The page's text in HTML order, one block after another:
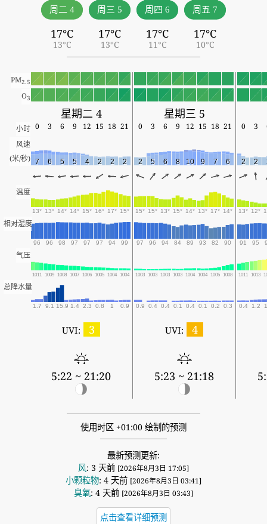
周二 4
17°C
13°C
周三 5
17°C
13°C
周四 6
17°C
11°C
周五 7
17°C
10°C
PM2.5
O3
星期二 4 星期三 5
小时 0 3 6 9 12 15 18 21 0 3 6 9 12 15 18 21 0 3
风速
(米/秒) 7 6 5 5 4 2 2 2 2 5 6 8 10 9 7 6 2 2
温度
13° 13° 14° 14° 15° 16° 17° 15° 15° 15° 13° 15° 14° 13° 17° 14° 13° 12°
相对湿度
96 96 98 97 97 97 94 99 97 96 94 84 89 93 82 90 91 95
气压
1011 1009 1008 1007 1006 1005 1004 1004 1003 1003 1003 1003 1004 1004 1005 1008 1011 1013
总降水量
1.7 9.1 15.9 1.4 2.3 0.8 1 0.9 0.9 0.4 0.4 0.1 0.4 0.1 0.2 0.3 0.4 1.2
UVI: 3
5:22 ~ 21:20
UVI: 4
5:23 ~ 21:18
使用时区 +01:00 绘制的预测
最新预测更新:
风: 3 天前 [2026年8月3日 17:05]
小颗粒物: 4 天前 [2026年8月3日 03:41]
臭氧: 4 天前 [2026年8月3日 03:43]
点击查看详细预测